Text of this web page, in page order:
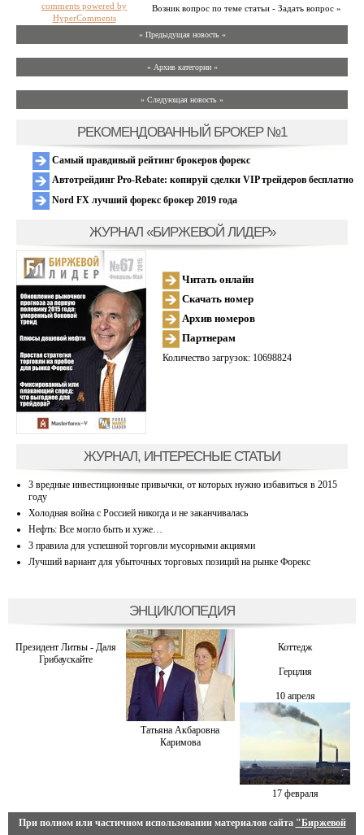
Возник вопрос по теме статьи - Задать вопрос »
comments powered by
HyperComments
« Предыдущая новость «
» Архив категории «
» Следующая новость »
РЕКОМЕНДОВАННЫЙ БРОКЕР №1
Самый правдивый рейтинг брокеров форекс
Автотрейдинг Pro-Rebate: копируй сделки VIP трейдеров бесплатно
Nord FX лучший форекс брокер 2019 года
ЖУРНАЛ «БИРЖЕВОЙ ЛИДЕР»
Читать онлайн
Скачать номер
Архив номеров
Партнерам
Количество загрузок: 10698824
ЖУРНАЛ, ИНТЕРЕСНЫЕ СТАТЬИ
3 вредные инвестиционные привычки, от которых нужно избавиться в 2015
году
Холодная война с Россией никогда и не заканчивалась
Нефть: Все могло быть и хуже…
3 правила для успешной торговли мусорными акциями
Лучший вариант для убыточных торговых позиций на рынке Форекс
ЭНЦИКЛОПЕДИЯ
Президент Литвы - Даля
Грибаускайте
Татьяна Акбаровна
Каримова
Коттедж
Герцлия
10 апреля
17 февраля
При полном или частичном использовании материалов сайта "Биржевой